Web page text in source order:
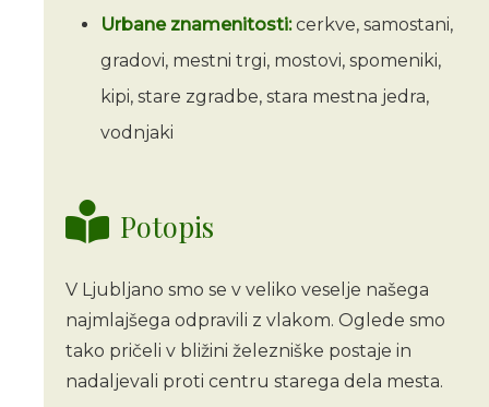
Urbane znamenitosti:cerkve, samostani,
gradovi, mestni trgi, mostovi, spomeniki,
kipi, stare zgradbe, stara mestna jedra,
vodnjaki
Potopis
V Ljubljano smo se v veliko veselje našega
najmlajšega odpravili z vlakom. Oglede smo
tako pričeli v bližini železniške postaje in
nadaljevali proti centru starega dela mesta.